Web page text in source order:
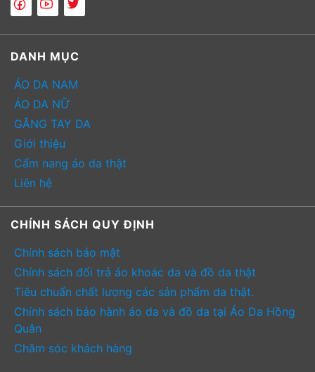
DANH MỤC
ÁO DA NAM
ÁO DA NỮ
GĂNG TAY DA
Giới thiệu
Cẩm nang áo da thật
Liên hệ
CHÍNH SÁCH QUY ĐỊNH
Chính sách bảo mật
Chính sách đổi trả áo khoác da và đồ da thật
Tiêu chuẩn chất lượng các sản phẩm da thật.
Chính sách bảo hành áo da và đồ da tại Áo Da Hồng
Quân
Chăm sóc khách hàng